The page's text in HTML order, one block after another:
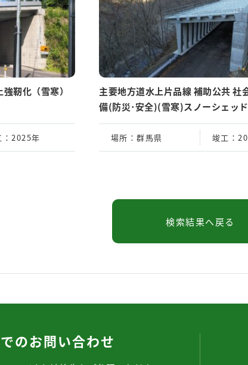
靭化（雪寒）
：2025年
主要地方道水上片品線 補助公共 社
備(防災･安全)(雪寒)スノーシェッ
場所 ：群馬県 竣工 ：
のお問い合わせ